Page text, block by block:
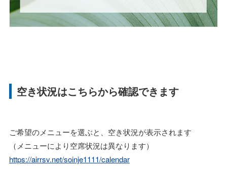
空き状況はこちらから確認できます
ご希望のメニューを選ぶと、空き状況が表示されます
（メニューにより空席状況は異なります）
https://airrsv.net/soinje1111/calendar